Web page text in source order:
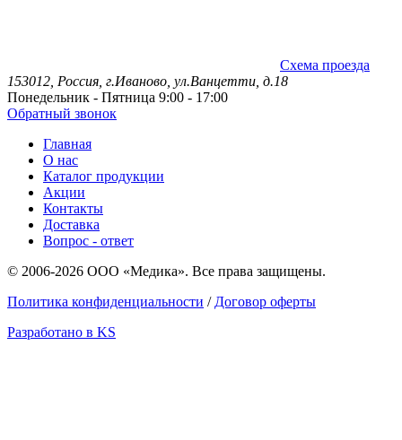
Схема проезда
153012, Россия, г.Иваново, ул.Ванцетти, д.18
Понедельник - Пятница 9:00 - 17:00
Обратный звонок
Главная
О нас
Каталог продукции
Акции
Контакты
Доставка
Вопрос - ответ
© 2006-2026 ООО «Медика». Все права защищены.
Политика конфиденциальности / Договор оферты
Разработано в KS